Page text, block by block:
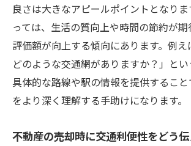
良さは大きなアピールポイントとなりま
っては、生活の質向上や時間の節約が期
評価額が向上する傾向にあります。例
どのような交通網がありますか？」とい
具体的な路線や駅の情報を提供するこ
をより深く理解する手助けになります。
不動産の売却時に交通利便性をどう